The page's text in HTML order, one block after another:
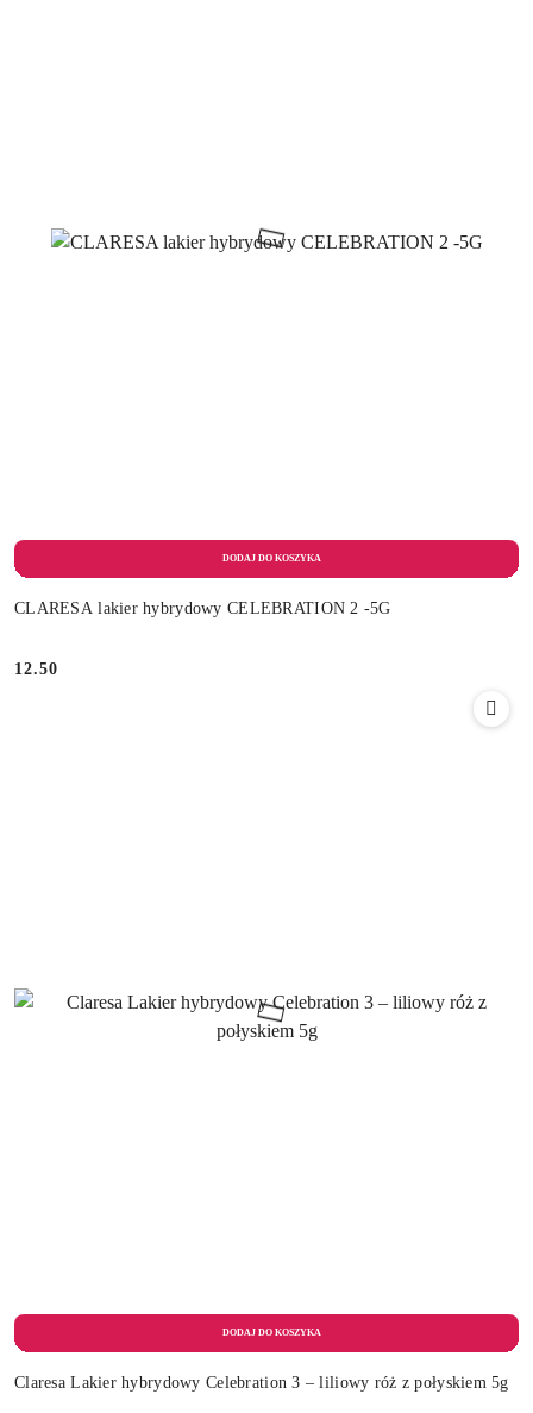
CLARESA lakier hybrydowy CELEBRATION 2 -5G
Cena:
12.50
Claresa Lakier hybrydowy Celebration 3 – liliowy róż z połyskiem 5g